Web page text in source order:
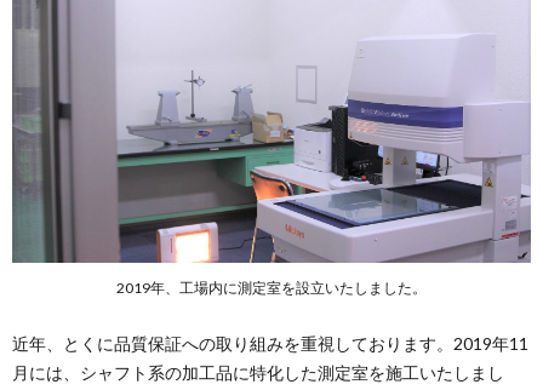
2019年、工場内に測定室を設立いたしました。
近年、とくに品質保証への取り組みを重視しております。2019年11
月には、シャフト系の加工品に特化した測定室を施工いたしまし